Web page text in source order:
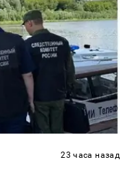
23 часа назад